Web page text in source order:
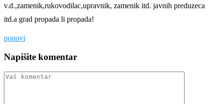
v.d.,zamenik,rukovodilac,upravnik, zamenik itd. javnih preduzeca
itd.a grad propada li propada!
ponovi
Napišite komentar